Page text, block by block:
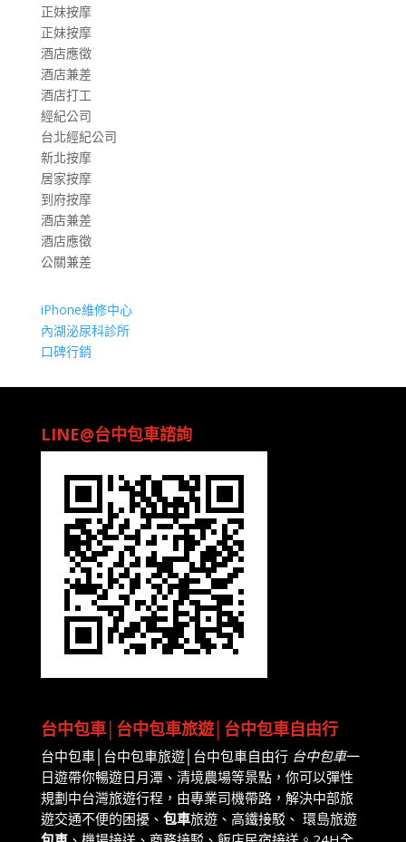
正妹按摩
正妹按摩
酒店應徵
酒店兼差
酒店打工
經紀公司
台北經紀公司
新北按摩
居家按摩
到府按摩
酒店兼差
酒店應徵
公關兼差
iPhone維修中心
內湖泌尿科診所
口碑行銷
LINE@台中包車諮詢
台中包車│台中包車旅遊│台中包車自由行
台中包車│台中包車旅遊│台中包車自由行 台中包車一
日遊帶你暢遊日月潭、清境農場等景點，你可以彈性
規劃中台灣旅遊行程，由專業司機帶路，解決中部旅
遊交通不便的困擾、 包車旅遊、高鐵接駁、 環島旅遊